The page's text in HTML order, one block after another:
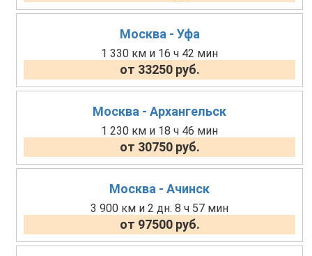
Москва - Уфа
1 330 км и 16 ч 42 мин
от 33250 руб.
Москва - Архангельск
1 230 км и 18 ч 46 мин
от 30750 руб.
Москва - Ачинск
3 900 км и 2 дн. 8 ч 57 мин
от 97500 руб.